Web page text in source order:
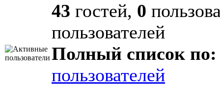
43 гостей, 0
пользователей
Полный список по:
пользователей